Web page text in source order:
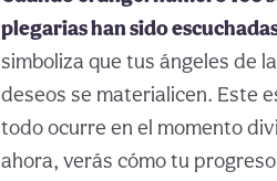
plegarias han sido
simboliza que tus ángeles de
deseos se materialicen. Este
todo ocurre en el momento
ahora, verás cómo tu